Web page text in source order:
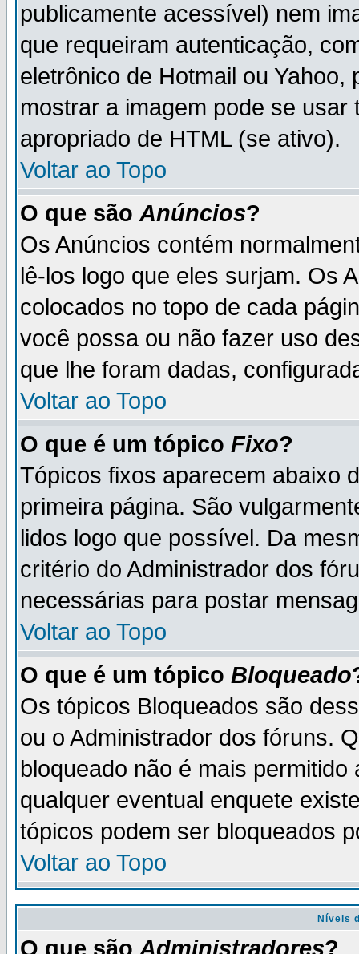
publicamente acessível) nem
que requeiram autenticação,
eletrônico de Hotmail ou
mostrar a imagem pode se
apropriado de HTML (se ativo).
Voltar ao Topo
O que são Anúncios?
Os Anúncios contém
lê-los logo que eles surjam. Os
colocados no topo de cada
você possa ou não fazer uso
que lhe foram dadas,
Voltar ao Topo
O que é um tópico Fixo?
Tópicos fixos aparecem abaixo
primeira página. São
lidos logo que possível. Da
critério do Administrador dos
necessárias para postar
Voltar ao Topo
O que é um tópico Bloqueado
Os tópicos Bloqueados são
ou o Administrador dos fóruns.
bloqueado não é mais
qualquer eventual enquete
tópicos podem ser bloqueados
Voltar ao Topo
Níveis
O que são Administradores?